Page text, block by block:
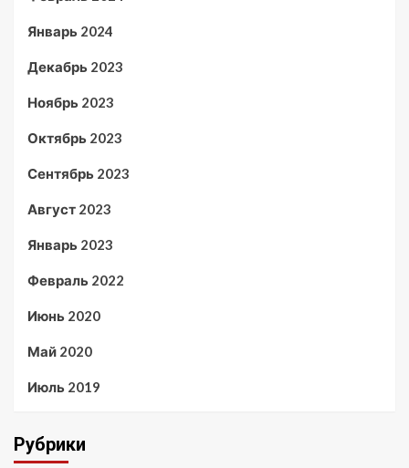
Январь 2024
Декабрь 2023
Ноябрь 2023
Октябрь 2023
Сентябрь 2023
Август 2023
Январь 2023
Февраль 2022
Июнь 2020
Май 2020
Июль 2019
Рубрики